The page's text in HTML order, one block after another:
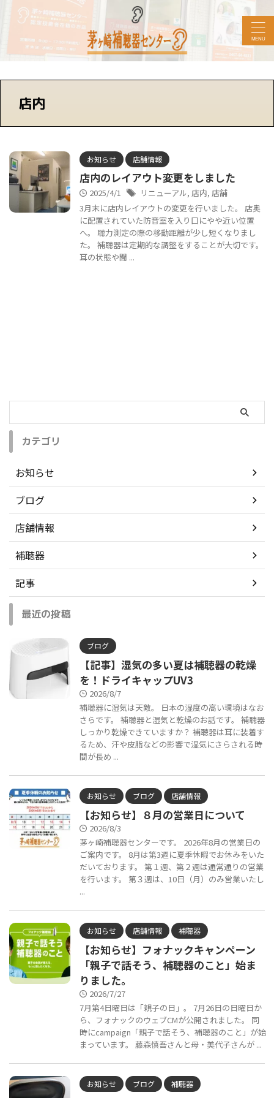
店内
お知らせ 店舗情報
店内のレイアウト変更をしました
2025/4/1 リニューアル, 店内, 店舗
3月末に店内レイアウトの変更を行いました。 店奥
に配置されていた防音室を入り口にやや近い位置
へ。 聴力測定の際の移動距離が少し短くなりまし
た。 補聴器は定期的な調整をすることが大切です。
耳の状態や聞 ...
カテゴリ
お知らせ
ブログ
店舗情報
補聴器
記事
最近の投稿
ブログ
【記事】湿気の多い夏は補聴器の乾燥
を！ドライキャップUV3
2026/8/7
補聴器に湿気は天敵。 日本の湿度の高い環境はなお
さらです。 補聴器と湿気と乾燥のお話です。 補聴器
しっかり乾燥できていますか？ 補聴器は耳に装着す
るため、汗や皮脂などの影響で湿気にさらされる時
間が長め ...
お知らせ ブログ 店舗情報
【お知らせ】８月の営業日について
2026/8/3
茅ヶ崎補聴器センターです。 2026年8月の営業日の
ご案内です。 8月は第3週に夏季休暇でお休みをいた
だいております。 第１週、第２週は通常通りの営業
を行います。 第３週は、10日（月）のみ営業いたし
...
お知らせ 店舗情報 補聴器
【お知らせ】フォナックキャンペーン
「親子で話そう、補聴器のこと」始ま
りました。
2026/7/27
7月第4日曜日は「親子の日」。 7月26日の日曜日か
ら、フォナックのウェブCMが公開されました。 同
時にcampaign「親子で話そう、補聴器のこと」が始
まっています。 藤森慎吾さんと母・美代子さんが ...
お知らせ ブログ 補聴器